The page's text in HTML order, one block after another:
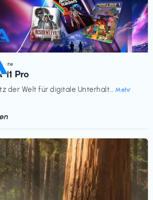
Pro
der Welt für digitale Unterhalt... Mehr